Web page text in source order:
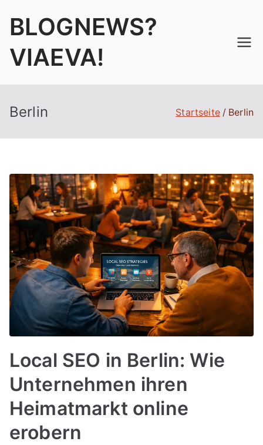
InhaltBLOGNEWS?
VIAEVA!
Berlin Startseite Berlin
Local SEO in Berlin: Wie
Unternehmen ihren
Heimatmarkt online
erobern